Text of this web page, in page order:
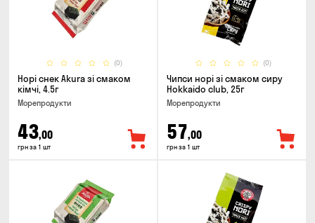
(0)
Норі снек Akura зі смаком
кімчі, 4.5г
Морепродукти
43,00
грн за 1 шт
(0)
Чипси норі зі смаком сиру
Hokkaido club, 25г
Морепродукти
57,00
грн за 1 шт